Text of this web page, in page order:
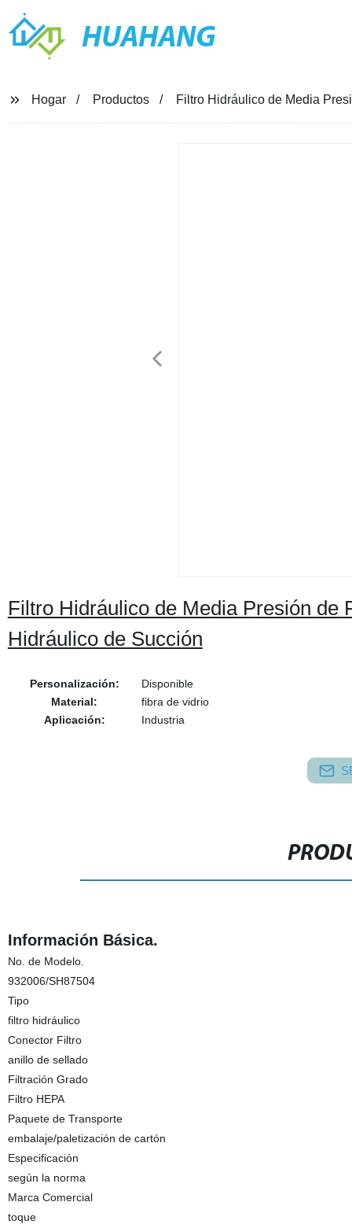
HUAHANG
Hogar Productos Filtro Hidráulico de Media
Filtro Hidráulico de Media Presión de
Hidráulico de Succión
Personalización:
Disponible
Material:
fibra de vidrio
Aplicación:
Industria
Información Básica.
No. de Modelo.
932006/SH87504
Tipo
filtro hidráulico
Conector Filtro
anillo de sellado
Filtración Grado
Filtro HEPA
Paquete de Transporte
embalaje/paletización de cartón
Especificación
según la norma
Marca Comercial
toque